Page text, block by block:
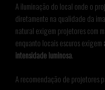
A iluminação do local onde o
diretamente na qualidade da
natural exigem projetores com
enquanto locais escuros exigem
intensidade luminosa.
A recomendação de projetores